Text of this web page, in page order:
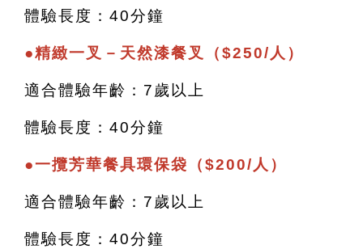
體驗長度：40分鐘
●精緻一叉－天然漆餐叉（$250/人）
適合體驗年齡：7歲以上
體驗長度：40分鐘
●一攬芳華餐具環保袋（$200/人）
適合體驗年齡：7歲以上
體驗長度：40分鐘